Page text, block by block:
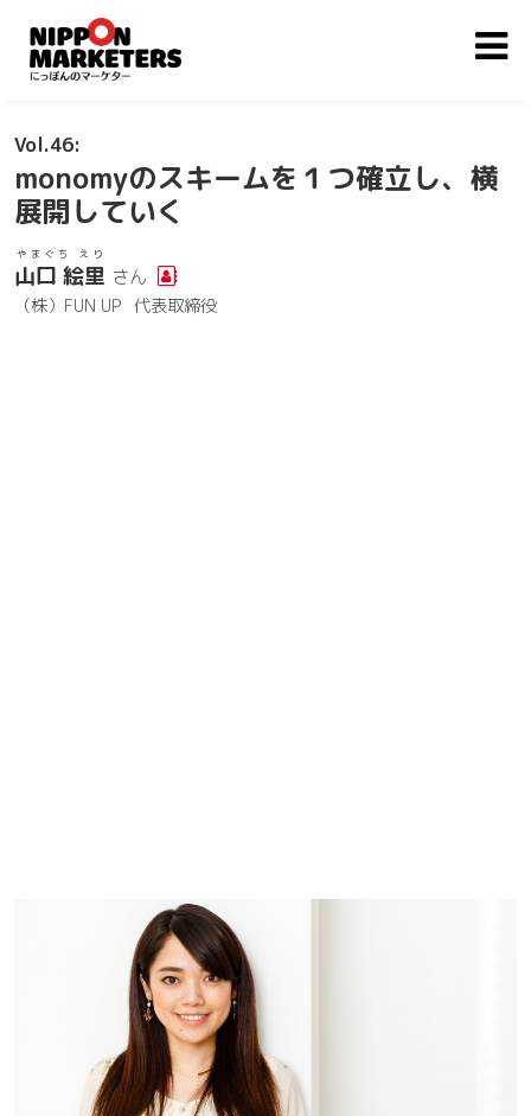
46
monomyのスキームを１つ確立し、横
展開していく
山口 絵里
やまぐち えり
さん
（株）FUN UP 代表取締役